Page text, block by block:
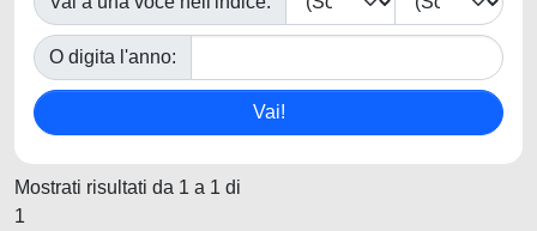
O digita l'anno:
Mostrati risultati da 1 a 1 di
1